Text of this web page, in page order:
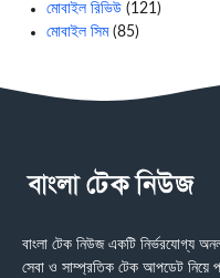
মোবাইল রিভিউ (121)
মোবাইল সিম(85)
বাংলা টেক নিউজ একটি নির্ভরযোগ্য
সেবা ও সাম্প্রতিক টেক আপডেট নিয়ে